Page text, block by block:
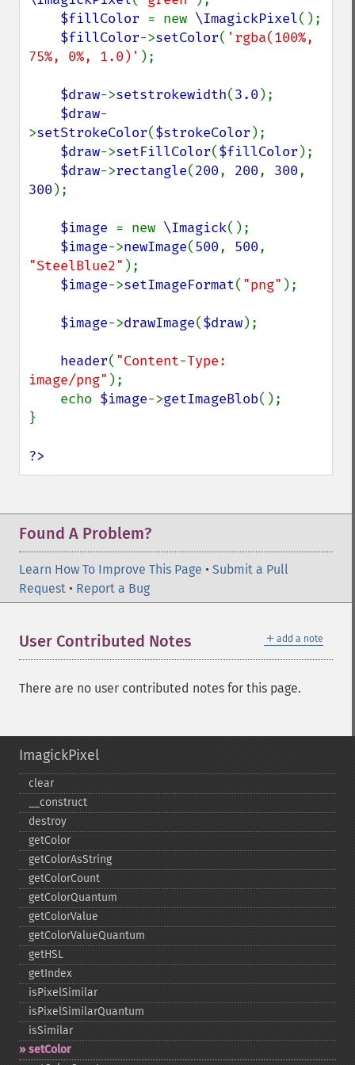
$fillColor = new \ImagickPixel();
$fillColor->setColor( 'rgba(100%,
75%, 0%, 1.0)' );
$draw->setstrokewidth(3.0 );
$draw-
>setStrokeColor($strokeColor );
$draw->setFillColor($fillColor );
$draw->rectangle(200, 200, 300
300 );
$image = new \Imagick();
$image->newImage(500, 500
"SteelBlue2" );
$image->setImageFormat( "png" );
$image->drawImage($draw);
header( "Content-Type:
image/png" );
    echo
$image->getImageBlob();
}
?>
Found A Problem?
Learn How To Improve This Page • Submit a Pull
Request • Report a Bug
＋ add a note
User Contributed Notes
There are no user contributed notes for this page.
ImagickPixel
clear
_​_​construct
destroy
getColor
getColorAsString
getColorCount
getColorQuantum
getColorValue
getColorValueQuantum
getHSL
getIndex
isPixelSimilar
isPixelSimilarQuantum
isSimilar
setColor